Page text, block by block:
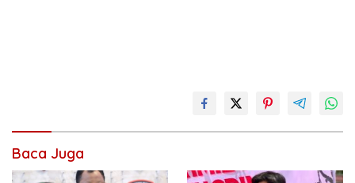
Baca Juga